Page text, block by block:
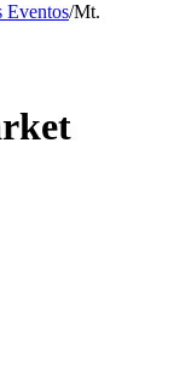
Eventos/Mt.